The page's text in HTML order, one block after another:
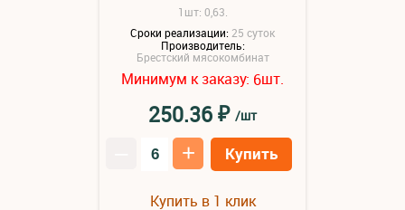
1шт: 0,63.
Сроки реализации: 25 суток
Производитель:
Брестский мясокомбинат
Минимум к заказу: 6шт.
250.36₽ /шт
+ Купить
Купить в 1 клик